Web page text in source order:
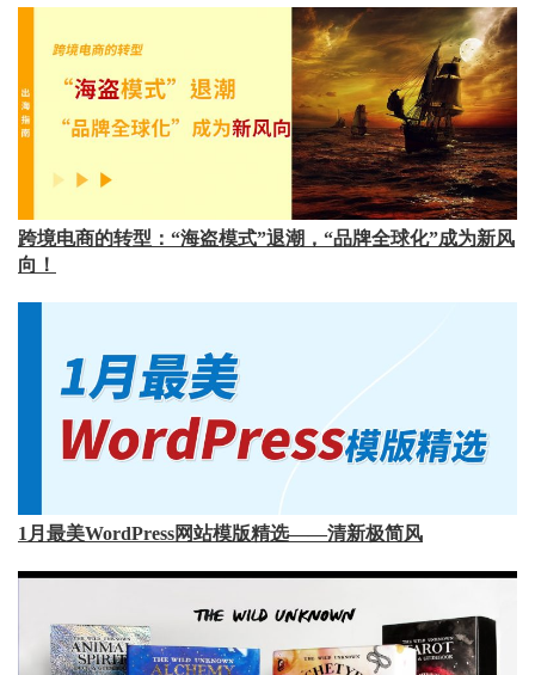
跨境电商的转型：“海盗模式”退潮，“品牌全球化”成为新风
向！
1月最美WordPress网站模版精选——清新极简风